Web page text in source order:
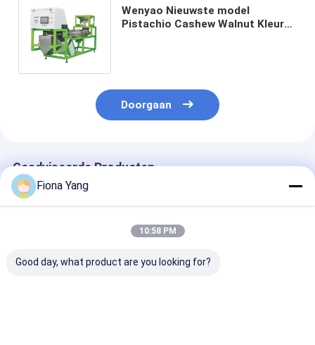
Wenyao Nieuwste model
Pistachio Cashew Walnut Kleur
Doorgaan
Geadviseerde Producten
Fiona Yang
10:58 PM
Good day, what product are you looking for?